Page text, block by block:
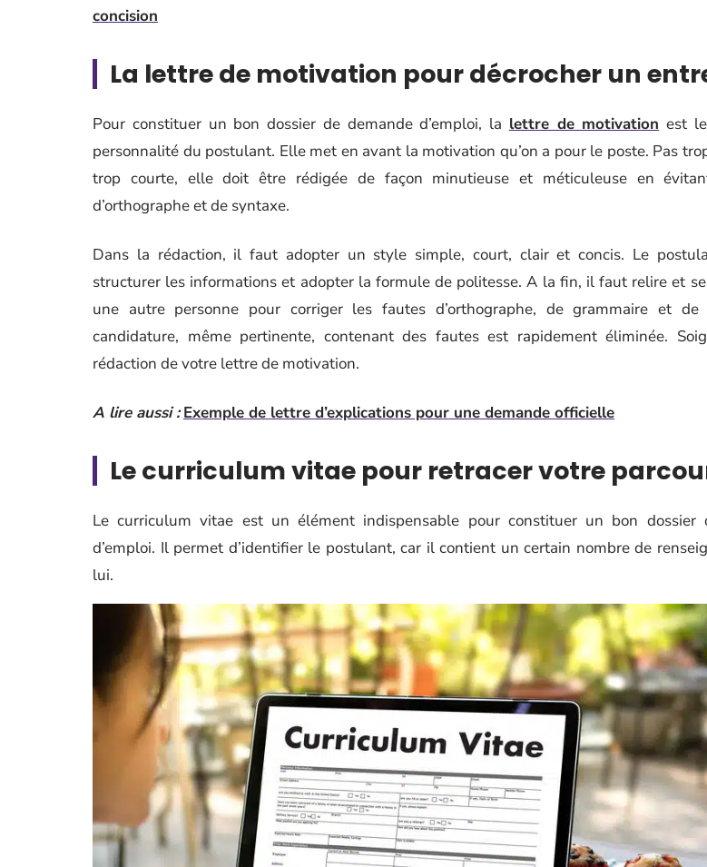
concision
La lettre de motivation pour décrocher un
Pour constituer un bon dossier de demande d’emploi, la lettre de motivation est
personnalité du postulant. Elle met en avant la motivation qu’on a pour le poste. Pas
trop courte, elle doit être rédigée de façon minutieuse et méticuleuse en
d’orthographe et de syntaxe.
Dans la rédaction, il faut adopter un style simple, court, clair et concis. Le
structurer les informations et adopter la formule de politesse. A la fin, il faut relire et
une autre personne pour corriger les fautes d’orthographe, de grammaire et de
candidature, même pertinente, contenant des fautes est rapidement éliminée.
rédaction de votre lettre de motivation.
A lire aussi : Exemple de lettre d’explications pour une demande officielle
Le curriculum vitae pour retracer votre
Le curriculum vitae est un élément indispensable pour constituer un bon dossier
d’emploi. Il permet d’identifier le postulant, car il contient un certain nombre de
lui.